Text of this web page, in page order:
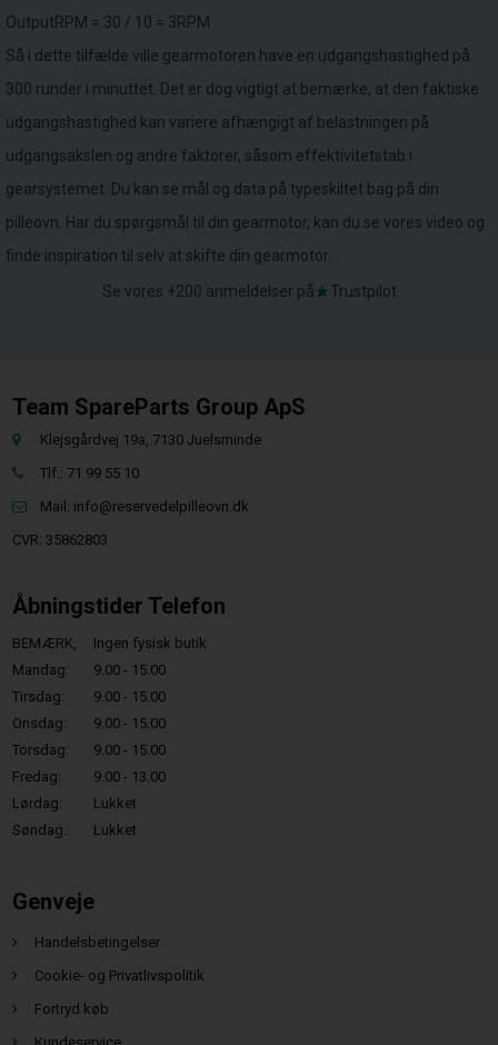
OutputRPM = 30 / 10 = 3RPM
Så i dette tilfælde ville gearmotoren have en udgangshastighed på
300 runder i minuttet. Det er dog vigtigt at bemærke, at den faktiske
udgangshastighed kan variere afhængigt af belastningen på
udgangsakslen og andre faktorer, såsom effektivitetstab i
gearsystemet. Du kan se mål og data på typeskiltet bag på din
pilleovn. Har du spørgsmål til din gearmotor, kan du se vores video og
finde inspiration til selv at skifte din gearmotor.
Se vores +200 anmeldelser på
Trustpilot
Team SpareParts Group ApS
Klejsgårdvej 19a, 7130 Juelsminde
Tlf.: 71 99 55 10
Mail: info@reservedelpilleovn.dk
CVR: 35862803
Åbningstider Telefon
BEMÆRK,
Ingen fysisk butik
Mandag:
9.00 - 15.00
Tirsdag:
9.00 - 15.00
Onsdag:
9.00 - 15.00
Torsdag:
9.00 - 15.00
Fredag:
9.00 - 13.00
Lørdag:
Lukket
Søndag.:
Lukket
Genveje
Handelsbetingelser
Cookie- og Privatlivspolitik
Fortryd køb